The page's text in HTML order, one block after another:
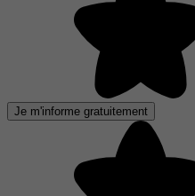
Je m'informe gratuitement